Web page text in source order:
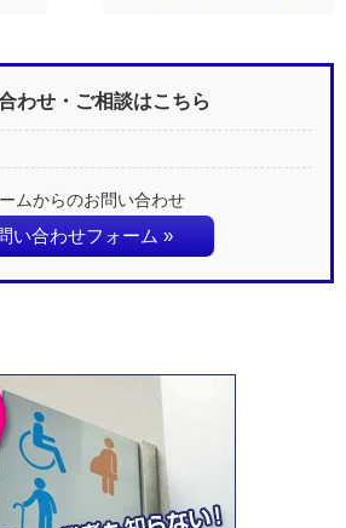
わせ・ご相談はこちら
ムからのお問い合わせ
い合わせフォーム »